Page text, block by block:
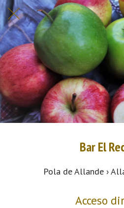
Bar El
Pola de Allande ›
Acceso